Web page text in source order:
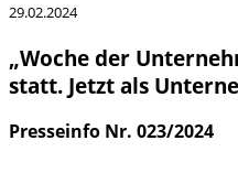
29.02.2024
„Woche der
statt. Jetzt als
Presseinfo Nr. 023/2024